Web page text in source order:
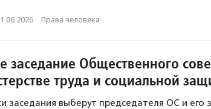
· Права человека
заседание Общественного
труда и социальной
заседания выберут председателя ОС и его